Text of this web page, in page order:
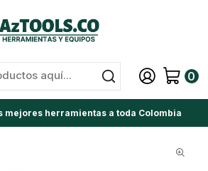
0
mejores herramientas a toda Colombia